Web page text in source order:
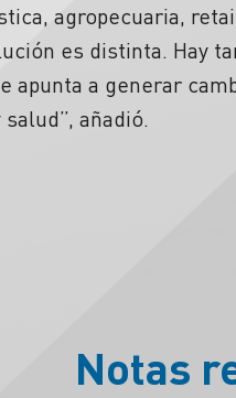
agropecuaria,
es distinta. Hay
apunta a generar
añadió.
Notas